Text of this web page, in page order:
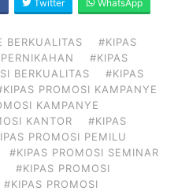
Twitter WhatsApp
BERKUALITAS
#KIPAS
#KIPAS
BERKUALITAS
#KIPAS
PROMOSI KAMPANYE
KAMPANYE
KANTOR
#KIPAS
PROMOSI PEMILU
#KIPAS PROMOSI SEMINAR
#KIPAS PROMOSI
#KIPAS PROMOSI